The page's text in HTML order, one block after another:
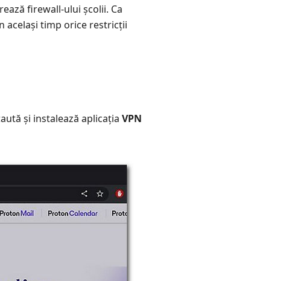
firewall-ului școlii. Ca
același timp orice restricții
și instalează aplicația VPN